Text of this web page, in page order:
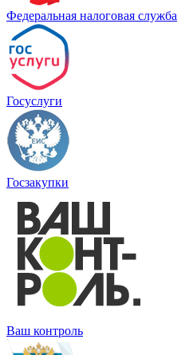
Федеральная налоговая служба
Госуслуги
Госзакупки
Ваш контроль